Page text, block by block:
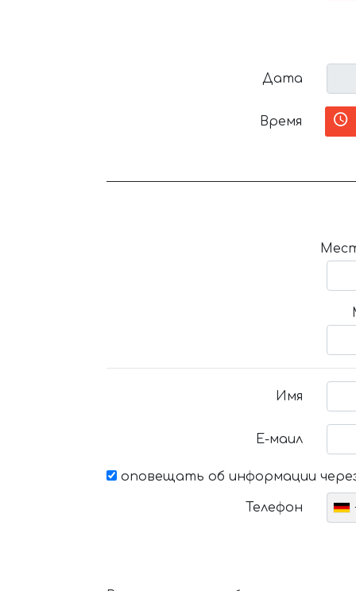
Дата
Время
Имя
Е-маил
оповещать об информации
Телефон